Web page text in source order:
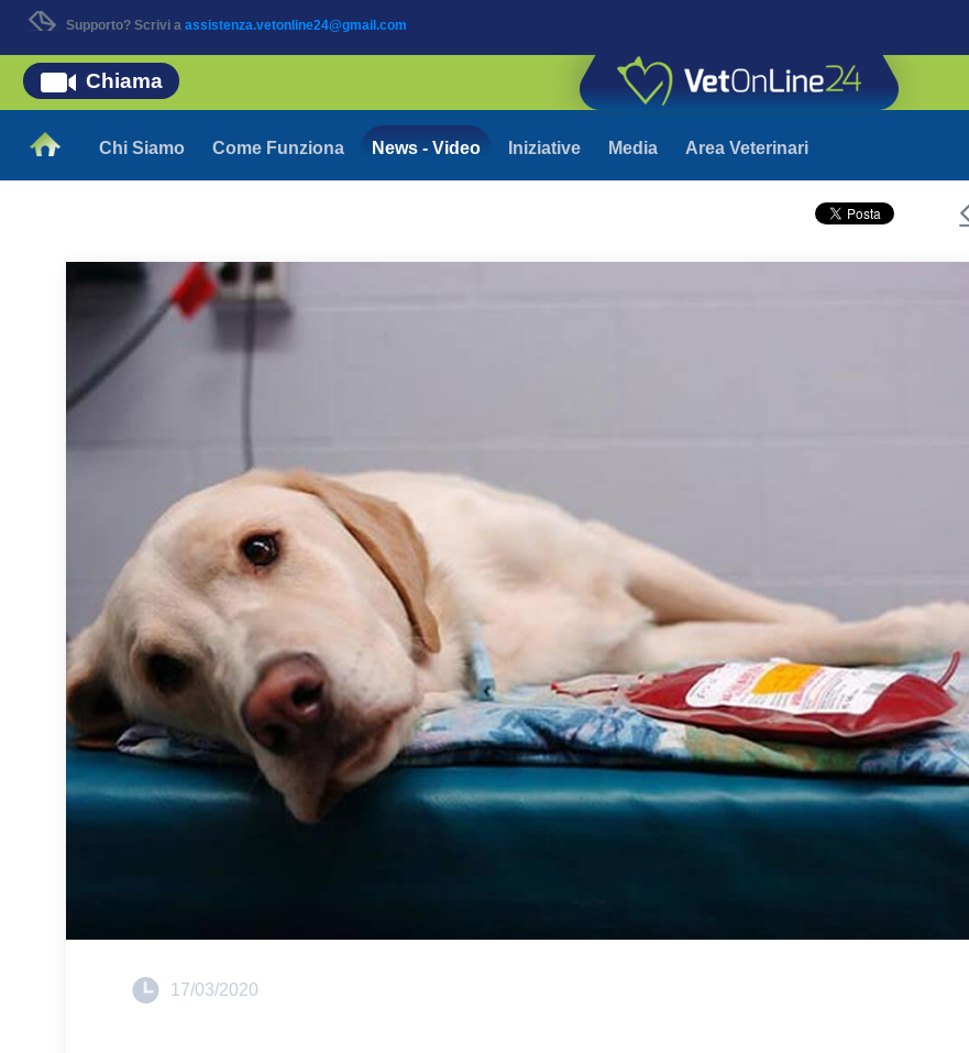
Supporto? Scrivi a assistenza.vetonline24@gmail.com
Chi Siamo Come Funziona News - Video Iniziative Media Area Veterinari
Chiama
17/03/2020